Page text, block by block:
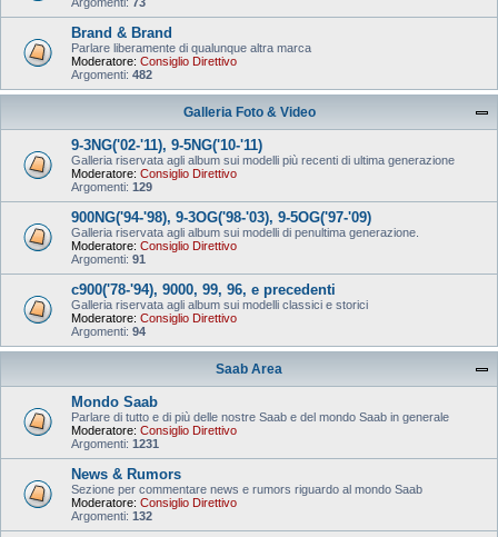
Brand & Brand
Parlare liberamente di qualunque altra marca
Moderatore: Consiglio Direttivo
Argomenti: 482
Galleria Foto & Video
9-3NG('02-'11), 9-5NG('10-'11)
Galleria riservata agli album sui modelli più recenti di ultima generazione
Moderatore: Consiglio Direttivo
Argomenti: 129
900NG('94-'98), 9-3OG('98-'03), 9-5OG('97-'09)
Galleria riservata agli album sui modelli di penultima generazione.
Moderatore: Consiglio Direttivo
Argomenti: 91
c900('78-'94), 9000, 99, 96, e precedenti
Galleria riservata agli album sui modelli classici e storici
Moderatore: Consiglio Direttivo
Argomenti: 94
Saab Area
Mondo Saab
Parlare di tutto e di più delle nostre Saab e del mondo Saab in generale
Moderatore: Consiglio Direttivo
Argomenti: 1231
News & Rumors
Sezione per commentare news e rumors riguardo al mondo Saab
Moderatore: Consiglio Direttivo
Argomenti: 132